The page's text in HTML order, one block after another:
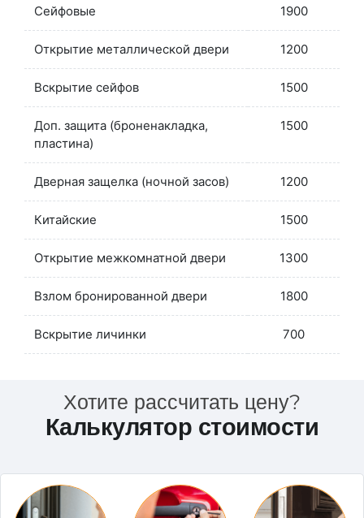
Сейфовые 1900
Открытие металлической двери 1200
Вскрытие сейфов 1500
Доп. защита (броненакладка,
пластина)
1500
Дверная защелка (ночной засов) 1200
Китайские 1500
Открытие межкомнатной двери 1300
Взлом бронированной двери 1800
Вскрытие личинки 700
Хотите рассчитать цену?
Калькулятор стоимости